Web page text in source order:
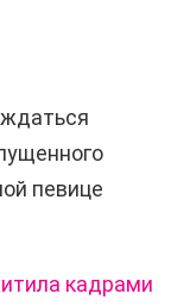
певице
кадрами